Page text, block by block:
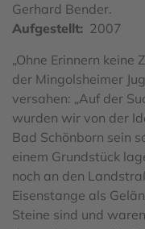
Gerhard Bender.
Aufgestellt
2007
„Ohne Erinnern
der Mingolsheimer
versahen: „Auf der
wurden wir von der
Bad Schönborn sein
einem Grundstück
noch an den
Eisenstange als
Steine sind und